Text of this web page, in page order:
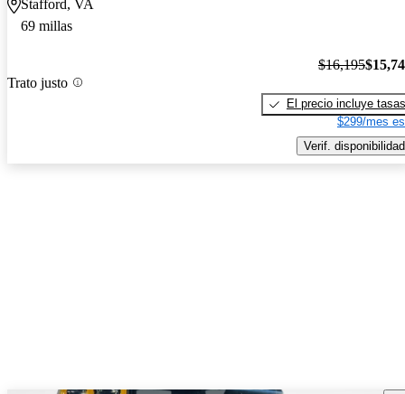
Stafford, VA
69 millas
Trato justo
$16,195
El precio incluye tasas
$299/mes
Verif. disponibilidad